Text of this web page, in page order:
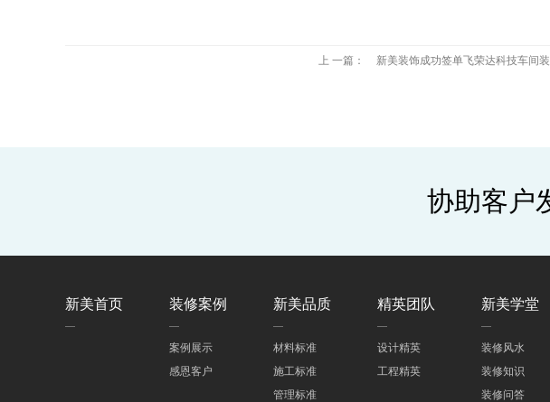
上 一篇： 新美装饰成功签单飞荣达科技车间
协助客户
新美首页 装修案例
案例展示
感恩客户
新美品质
材料标准
施工标准
管理标准
精英团队
设计精英
工程精英
新美学堂
装修风水
装修知识
装修问答